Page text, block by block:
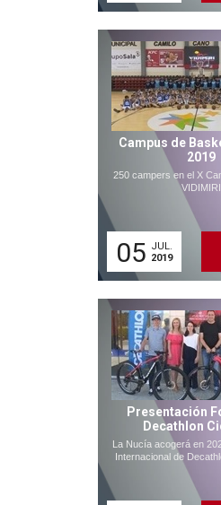
Campus de
2019
250 campers en el X
VIDIMIRI
05 JUL.
2019
Presentación
Decathlon
La Nucía acogerá en
Internacional de